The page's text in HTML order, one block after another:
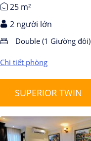
25 m²
2 người lớn
Double (1 Giường đôi)
Chi tiết phòng
SUPERIOR TWIN